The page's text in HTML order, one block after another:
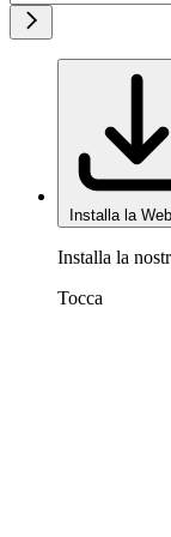
Installa la
Installa la
Tocca